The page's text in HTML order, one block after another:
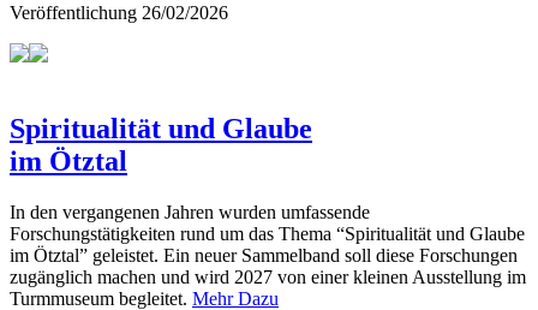
Veröffentlichung 26/02/2026
Spiritualität und Glaube
im Ötztal
In den vergangenen Jahren wurden umfassende
Forschungstätigkeiten rund um das Thema “Spiritualität und Glaube
im Ötztal” geleistet. Ein neuer Sammelband soll diese Forschungen
zugänglich machen und wird 2027 von einer kleinen Ausstellung im
Turmmuseum begleitet. Mehr Dazu